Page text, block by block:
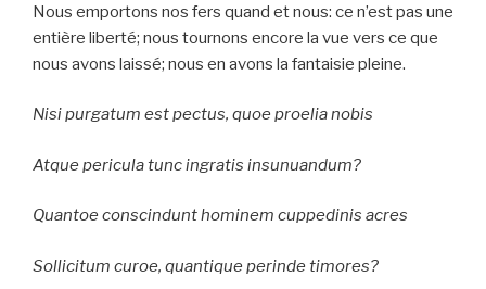
Nous emportons nos fers quand et nous: ce n’est pas une
entière liberté; nous tournons encore la vue vers ce que
nous avons laissé; nous en avons la fantaisie pleine.
Nisi purgatum est pectus, quoe proelia nobis
Atque pericula tunc ingratis insunuandum?
Quantoe conscindunt hominem cuppedinis acres
Sollicitum curoe, quantique perinde timores?